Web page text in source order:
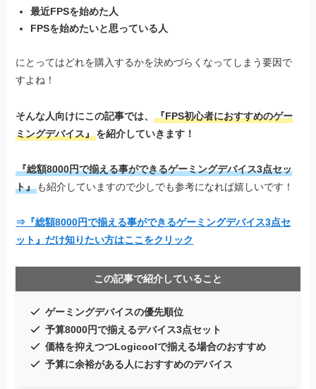
最近FPSを始めた人
FPSを始めたいと思っている人
にとってはどれを購入するかを決めづらくなってしまう要因で
すよね！
そんな人向けにこの記事では、『FPS初心者におすすめのゲー
ミングデバイス』を紹介していきます！
『総額8000円で揃える事ができるゲーミングデバイス3点セッ
ト』 も紹介していますので少しでも参考になれば嬉しいです！
⇒『総額8000円で揃える事ができるゲーミングデバイス3点セ
ット』だけ知りたい方はここをクリック
この記事で紹介していること
ゲーミングデバイスの優先順位
予算8000円で揃えるデバイス3点セット
価格を抑えつつLogicoolで揃える場合のおすすめ
予算に余裕がある人におすすめのデバイス